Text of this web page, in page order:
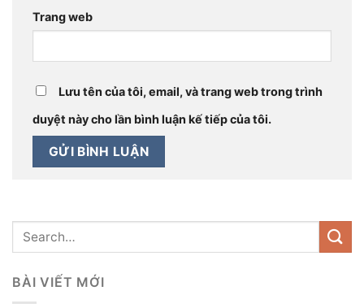
Trang web
Lưu tên của tôi, email, và trang web trong trình
duyệt này cho lần bình luận kế tiếp của tôi.
BÀI VIẾT MỚI